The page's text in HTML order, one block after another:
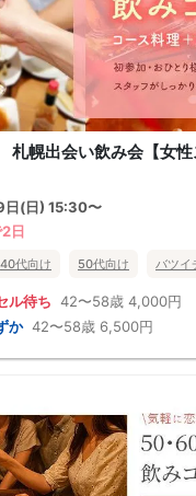
幌出会い飲み会【女性
日(日) 15:30〜
日
40代向け 50代向け バツイ
ル待ち 42〜58歳 4,000円
か 42〜58歳 6,500円